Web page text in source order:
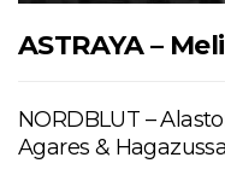
ASTRAYA –
NORDBLUT –
Agares & Hagazussa